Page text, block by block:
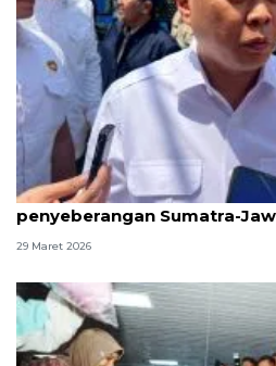
Menhub pastikan kelancaran
penyeberangan Sumatra-
29 Maret 2026